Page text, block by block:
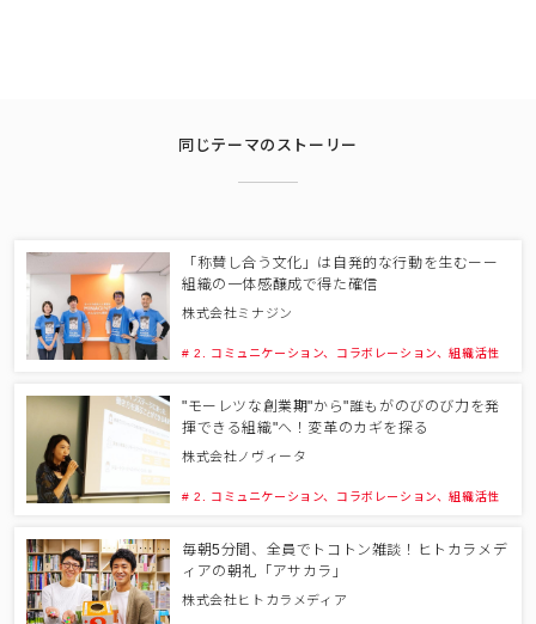
同じテーマのストーリー
「称賛し合う文化」は自発的な行動を生むーー
組織の一体感醸成で得た確信
株式会社ミナジン
# 2. コミュニケーション、コラボレーション、組織活性
"モーレツな創業期"から"誰もがのびのび力を発
揮できる組織"へ！変革のカギを探る
株式会社ノヴィータ
# 2. コミュニケーション、コラボレーション、組織活性
毎朝5分間、全員でトコトン雑談！ヒトカラメデ
ィアの朝礼「アサカラ」
株式会社ヒトカラメディア